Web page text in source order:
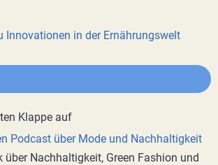
Innovationen in der Ernährungswelt
Podcast über Mode und Nachhaltigkeit
über Nachhaltigkeit, Green Fashion und